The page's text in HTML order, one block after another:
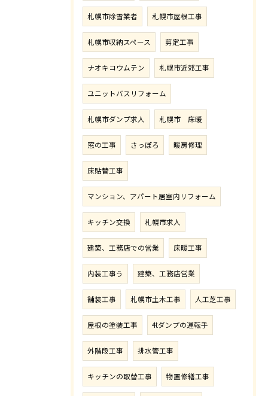
札幌市除雪業者 札幌市屋根工事
札幌市収納スペース 剪定工事
ナオキコウムテン 札幌市近郊工事
ユニットバスリフォーム
札幌市ダンプ求人 札幌市 床暖
窓の工事 さっぽろ 暖房修理
床貼替工事
マンション、アパート居室内リフォーム
キッチン交換 札幌市求人
建築、工務店での営業 床暖工事
内装工事う 建築、工務店営業
舗装工事 札幌市土木工事 人工芝工事
屋根の塗装工事 4tダンプの運転手
外階段工事 排水管工事
キッチンの取替工事 物置修繕工事